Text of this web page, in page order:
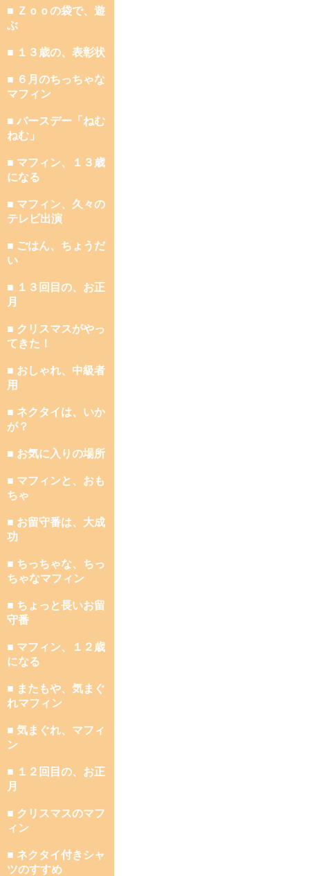
■ Ｚｏｏの袋で、遊
ぶ
■ １３歳の、表彰状
■ ６月のちっちゃな
マフィン
■ バースデー「ねむ
ねむ」
■ マフィン、１３歳
になる
■ マフィン、久々の
テレビ出演
■ ごはん、ちょうだ
い
■ １３回目の、お正
月
■ クリスマスがやっ
てきた！
■ おしゃれ、中級者
用
■ ネクタイは、いか
が？
■ お気に入りの場所
■ マフィンと、おも
ちゃ
■ お留守番は、大成
功
■ ちっちゃな、ちっ
ちゃなマフィン
■ ちょっと長いお留
守番
■ マフィン、１２歳
になる
■ またもや、気まぐ
れマフィン
■ 気まぐれ、マフィ
ン
■ １２回目の、お正
月
■ クリスマスのマフ
ィン
■ ネクタイ付きシャ
ツのすすめ